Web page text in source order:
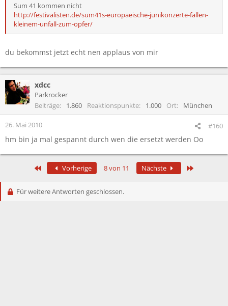
Sum 41 kommen nicht
http://festivalisten.de/sum41s-europaeische-junikonzerte-fallen-
kleinem-unfall-zum-opfer/
du bekommst jetzt echt nen applaus von mir
xdcc
Parkrocker
Beiträge
1.860 Reaktionspunkte 1.000 Ort München
26. Mai 2010 #160
hm bin ja mal gespannt durch wen die ersetzt werden Oo
Erste Vorherige 8 von 11 Nächste
Für weitere Antworten geschlossen.